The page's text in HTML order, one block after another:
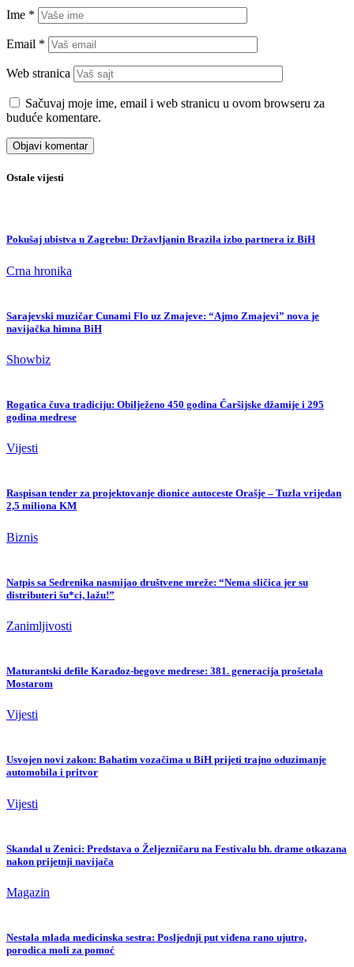
Ime *
Email *
Web stranica
Sačuvaj moje ime, email i web stranicu u ovom browseru za
buduće komentare.
Ostale vijesti
Pokušaj ubistva u Zagrebu: Državljanin Brazila izbo partnera iz BiH
Crna hronika
Sarajevski muzičar Cunami Flo uz Zmajeve: “Ajmo Zmajevi” nova je
navijačka himna BiH
Showbiz
Rogatica čuva tradiciju: Obilježeno 450 godina Čaršijske džamije i 295
godina medrese
Vijesti
Raspisan tender za projektovanje dionice autoceste Orašje – Tuzla vrijedan
2,5 miliona KM
Biznis
Natpis sa Sedrenika nasmijao društvene mreže: “Nema sličica jer su
distributeri šu*ci, lažu!”
Zanimljivosti
Maturantski defile Karađoz-begove medrese: 381. generacija prošetala
Mostarom
Vijesti
Usvojen novi zakon: Bahatim vozačima u BiH prijeti trajno oduzimanje
automobila i pritvor
Vijesti
Skandal u Zenici: Predstava o Željezničaru na Festivalu bh. drame otkazana
nakon prijetnji navijača
Magazin
Nestala mlada medicinska sestra: Posljednji put viđena rano ujutro,
porodica moli za pomoć